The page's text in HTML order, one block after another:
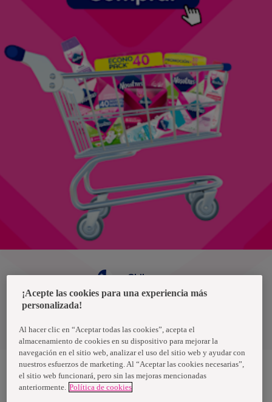
Términos y condiciones
Chile
Nosotras, una marca de Essity - una compañía global líder en
¡Acepte las cookies para una experiencia más
personalizada!
Al hacer clic en “Aceptar todas las cookies”, acepta el
almacenamiento de cookies en su dispositivo para mejorar la
navegación en el sitio web, analizar el uso del sitio web y ayudar con
nuestros esfuerzos de marketing. Al “Aceptar las cookies necesarias”,
el sitio web funcionará, pero sin las mejoras mencionadas
anteriormente. Política de cookies